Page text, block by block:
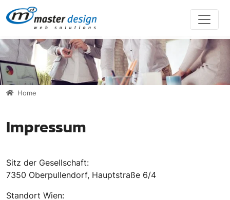
Direkt zur Hauptnavigation springen
Direkt zum Inhalt springen
Home
Impressum
Sitz der Gesellschaft:
7350 Oberpullendorf, Hauptstraße 6/4
Standort Wien: